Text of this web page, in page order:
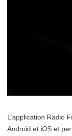
L’application Radio
Android et iOS et